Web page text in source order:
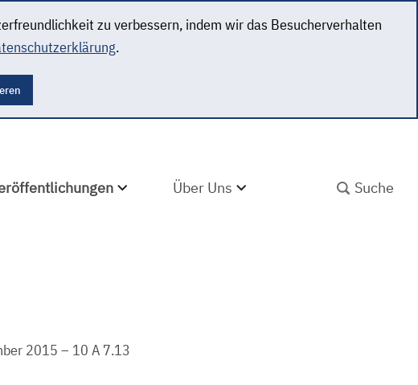
zu verbessern, indem wir das Besucherverhalten
.
Über Uns
2015 – 10 A 7.13